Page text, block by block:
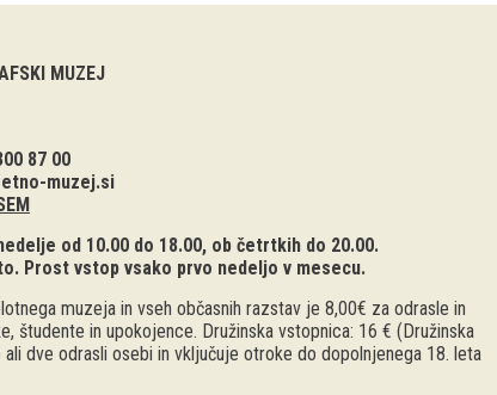
MUZEJ
87 00
muzej.si
od 10.00 do 18.00, ob četrtkih do 20.00.
Prost vstop vsako prvo nedeljo v mesecu.
muzeja in vseh občasnih razstav je 8,00€ za odrasle in
študente in upokojence. Družinska vstopnica: 16 € (Družinska
dve odrasli osebi in vključuje otroke do dopolnjenega 18. leta